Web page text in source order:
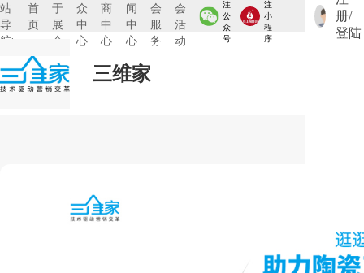
站
导
航:
首
页
于
展
会
众
中
心
商
中
心
闻
中
心
会
服
务
会
活
动
注
公
众
号
注
小
程
序
册/
登陆
三维家